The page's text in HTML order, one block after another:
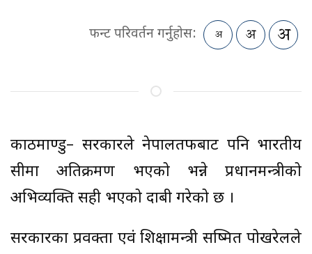
फन्ट परिवर्तन गर्नुहोस:
काठमाण्डु– सरकारले नेपालतर्फबाट पनि भारतीय
सीमा अतिक्रमण भएको भन्ने प्रधानमन्त्रीको
अभिव्यक्ति सही भएको दाबी गरेको छ ।
सरकारका प्रवक्ता एवं शिक्षामन्त्री सष्मित पोखरेलले